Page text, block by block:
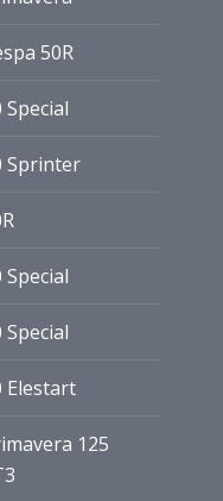
50R
Special
Sprinter
Special
Special
Elestart
125